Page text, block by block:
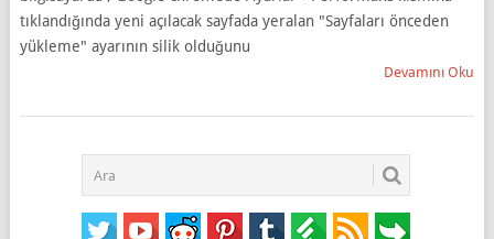
tıklandığında yeni açılacak sayfada yeralan "Sayfaları önceden
yükleme" ayarının silik olduğunu
Devamını Oku